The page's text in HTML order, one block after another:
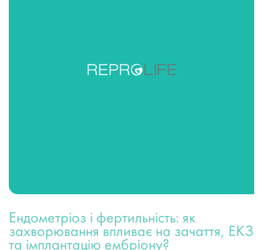
Ендометріоз і фертильність: як
захворювання впливає на зачаття, ЕКЗ
та імплантацію ембріону?